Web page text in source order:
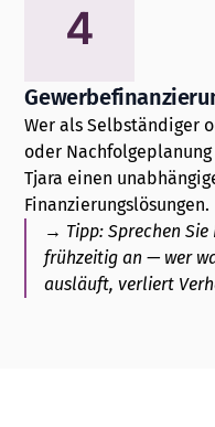
4
Wer als Selbständiger
oder
Tjara einen
Finanzierungslösungen.
→ Tipp:Sprechen
frühzeitig an — wer
ausläuft, verliert